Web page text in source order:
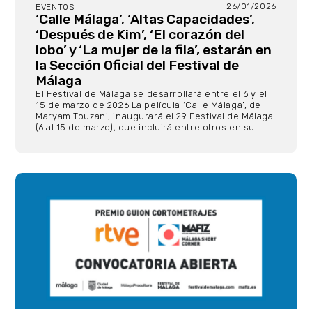
EVENTOS 26/01/2026
‘Calle Málaga’, ‘Altas Capacidades’,
‘Después de Kim’, ‘El corazón del
lobo’ y ‘La mujer de la fila’, estarán en
la Sección Oficial del Festival de
Málaga
El Festival de Málaga se desarrollará entre el 6 y el
15 de marzo de 2026 La película ‘Calle Málaga’, de
Maryam Touzani, inaugurará el 29 Festival de Málaga
(6 al 15 de marzo), que incluirá entre otros en su...